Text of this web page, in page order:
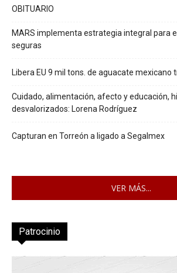
OBITUARIO
MARS implementa estrategia integral para
seguras
Libera EU 9 mil tons. de aguacate mexicano
Cuidado, alimentación, afecto y educación,
desvalorizados: Lorena Rodríguez
Capturan en Torreón a ligado a Segalmex
VER MÁS...
Patrocinio